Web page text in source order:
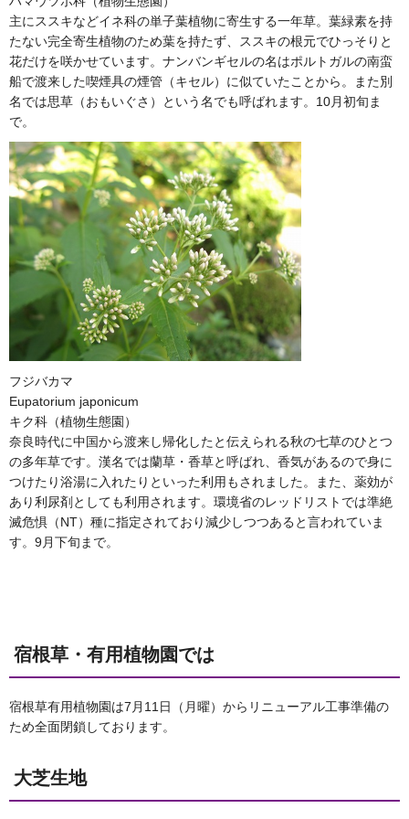
主にススキなどイネ科の単子葉植物に寄生する一年草。葉緑素を持
たない完全寄生植物のため葉を持たず、ススキの根元でひっそりと
花だけを咲かせています。ナンバンギセルの名はポルトガルの南蛮
船で渡来した喫煙具の煙管（キセル）に似ていたことから。また別
名では思草（おもいぐさ）という名でも呼ばれます。10月初旬ま
で。
フジバカマ
Eupatorium japonicum
キク科（植物生態園）
奈良時代に中国から渡来し帰化したと伝えられる秋の七草のひとつ
の多年草です。漢名では蘭草・香草と呼ばれ、香気があるので身に
つけたり浴湯に入れたりといった利用もされました。また、薬効が
あり利尿剤としても利用されます。環境省のレッドリストでは準絶
滅危惧（NT）種に指定されており減少しつつあると言われていま
す。9月下旬まで。
宿根草・有用植物園では
宿根草有用植物園は7月11日（月曜）からリニューアル工事準備の
ため全面閉鎖しております。
大芝生地